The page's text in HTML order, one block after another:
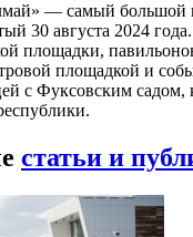
— самый большой
30 августа 2024
площадки,
площадкой и
с Фуксовским садом,
статьи и